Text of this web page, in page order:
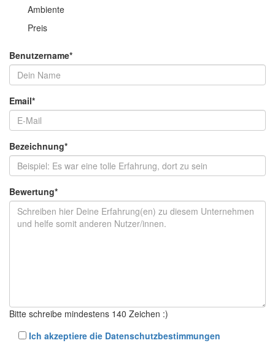
Ambiente
Preis
Benutzername*
Email*
Bezeichnung*
Bewertung*
Bitte schreibe mindestens 140 Zeichen :)
Ich akzeptiere die Datenschutzbestimmungen